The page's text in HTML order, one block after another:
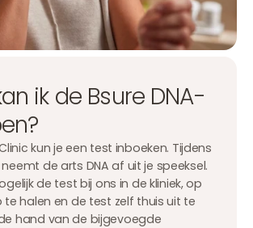
ik de Bsure DNA-
kun je een test inboeken. Tijdens
de arts DNA af uit je speeksel.
de test bij ons in de kliniek, op
halen en de test zelf thuis uit te
hand van de bijgevoegde